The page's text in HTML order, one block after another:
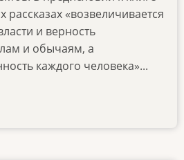
рассказах «возвеличивается
и верность
и обычаям, а
каждого человека»...